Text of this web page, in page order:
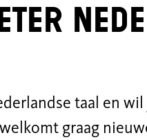
taal en
graag